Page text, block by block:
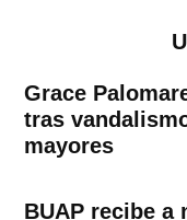
Grace
tras
mayores
BUAP recibe a